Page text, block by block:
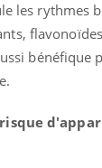
les rythmes
bénéfique